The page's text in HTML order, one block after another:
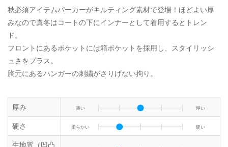
秋必須アイテムパーカーがキルティング素材で登場！ほどよい厚
みなので真冬はコートの下にインナーとして着用するとトレン
ド。
フロントにあるポケットには箱ポケットを採用し、スタイリッシ
ュさをプラス。
胸元にあるハンガーの刺繍がさりげない拘り。
厚み 薄い 厚い
硬さ 柔らかい 硬い
生地質（凹凸